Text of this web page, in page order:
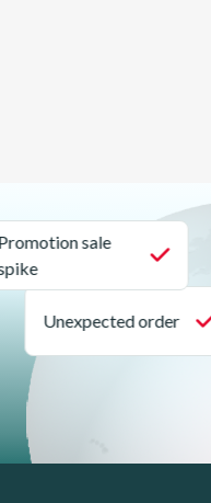
Unexpected
Promotion sale
spike